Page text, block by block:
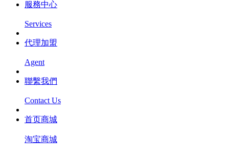
服務中心
Services
代理加盟
Agent
聯繫我們
Contact Us
首页商城
淘宝商城